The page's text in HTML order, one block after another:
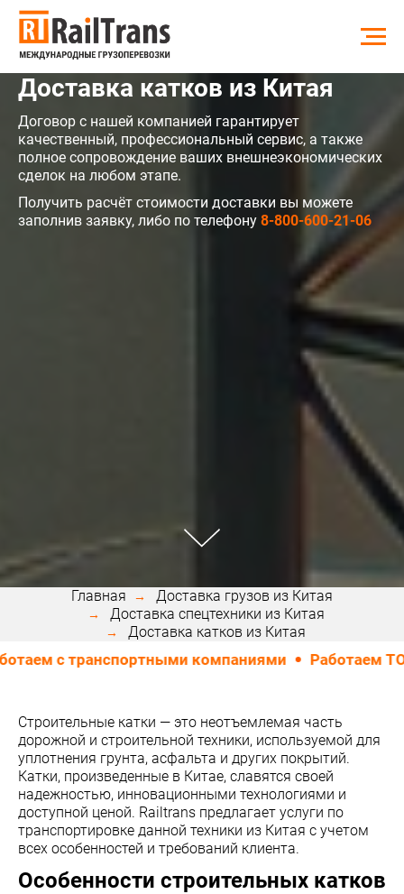
Доставка катков из Китая
Договор с нашей компанией гарантирует
качественный, профессиональный сервис, а также
полное сопровождение ваших внешнеэкономических
сделок на любом этапе.
Получить расчёт стоимости доставки вы можете
заполнив заявку, либо по телефону 8-800-600-21-06
Главная
Доставка грузов из Китая
Доставка спецтехники из Китая
Доставка катков из Китая
с транспортными компаниями Работаем ТОЛЬКО
Строительные катки — это неотъемлемая часть
дорожной и строительной техники, используемой для
уплотнения грунта, асфальта и других покрытий.
Катки, произведенные в Китае, славятся своей
надежностью, инновационными технологиями и
доступной ценой. Railtrans предлагает услуги по
транспортировке данной техники из Китая с учетом
всех особенностей и требований клиента.
Особенности строительных катков